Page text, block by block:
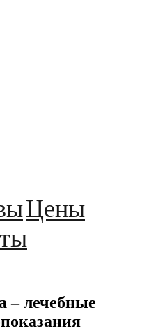
Цены
лечебные